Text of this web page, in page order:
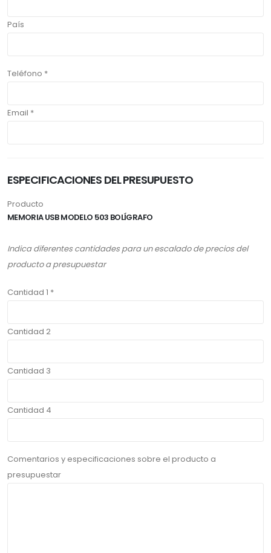
País
Teléfono *
Email *
ESPECIFICACIONES DEL PRESUPUESTO
Producto
MEMORIA USB MODELO 503 BOLÍGRAFO
Indica diferentes cantidades para un escalado de precios del
producto a presupuestar
Cantidad 1 *
Cantidad 2
Cantidad 3
Cantidad 4
Comentarios y especificaciones sobre el producto a
presupuestar